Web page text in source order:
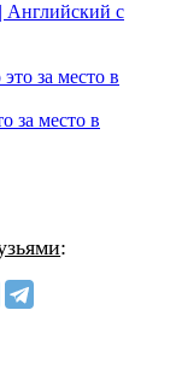
Английский с
за место в
: